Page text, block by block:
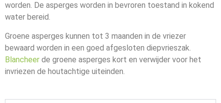
worden. De asperges worden in bevroren toestand in kokend
water bereid.
Groene asperges kunnen tot 3 maanden in de vriezer
bewaard worden in een goed afgesloten diepvrieszak.
Blancheer de groene asperges kort en verwijder voor het
invriezen de houtachtige uiteinden.